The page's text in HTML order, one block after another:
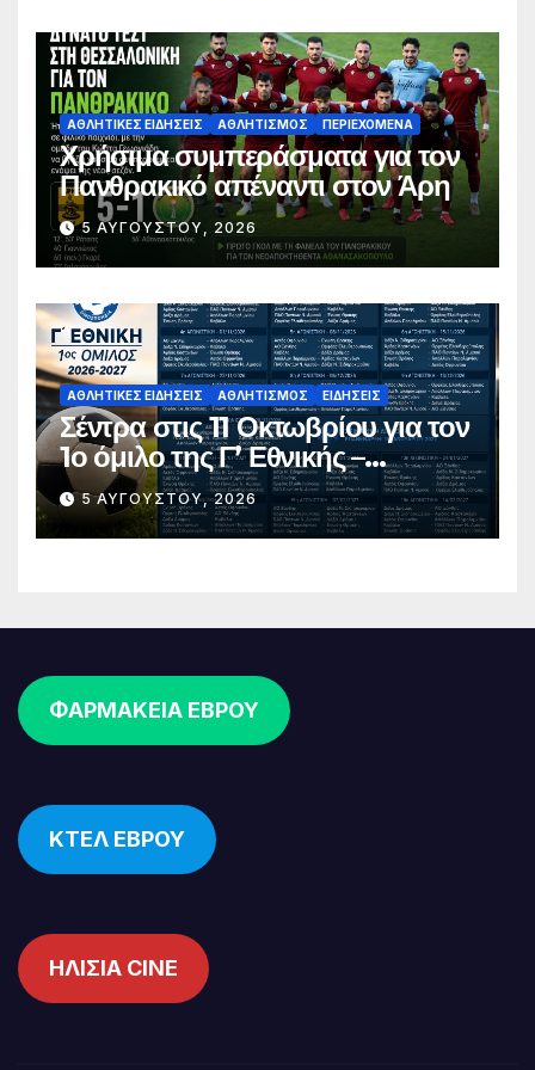
ΑΘΛΗΤΙΚΈΣ ΕΙΔΉΣΕΙΣ ΑΘΛΗΤΙΣΜΌΣ ΠΕΡΙΕΧΌΜΕΝΑ
Χρήσιμα συμπεράσματα για τον
Πανθρακικό απέναντι στον Άρη
5 ΑΥΓΟΎΣΤΟΥ, 2026
ΑΘΛΗΤΙΚΈΣ ΕΙΔΉΣΕΙΣ ΑΘΛΗΤΙΣΜΌΣ ΕΙΔΉΣΕΙΣ
Σέντρα στις 11 Οκτωβρίου για τον
1ο όμιλο της Γ’ Εθνικής –
Ανακοινώθηκε το πλήρες
πρόγραμμα
5 ΑΥΓΟΎΣΤΟΥ, 2026
ΦΑΡΜΑΚΕΙΑ ΕΒΡΟΥ
ΚΤΕΛ ΕΒΡΟΥ
ΗΛΙΣΙΑ CINE